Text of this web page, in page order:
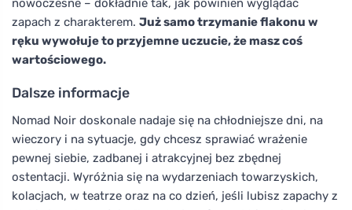
nowoczesne – dokładnie tak, jak powinien wyglądać
zapach z charakterem. Już samo trzymanie flakonu w
ręku wywołuje to przyjemne uczucie, że masz coś
wartościowego.
Dalsze informacje
Nomad Noir doskonale nadaje się na chłodniejsze dni, na
wieczory i na sytuacje, gdy chcesz sprawiać wrażenie
pewnej siebie, zadbanej i atrakcyjnej bez zbędnej
ostentacji. Wyróżnia się na wydarzeniach towarzyskich,
kolacjach, w teatrze oraz na co dzień, jeśli lubisz zapachy z